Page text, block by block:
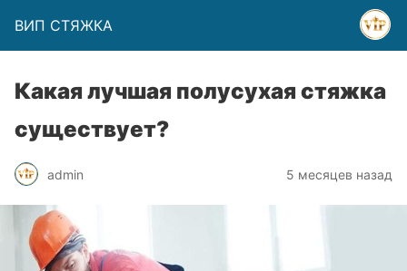
ВИП СТЯЖКА
Какая лучшая полусухая стяжка
существует?
admin 5 месяцев назад